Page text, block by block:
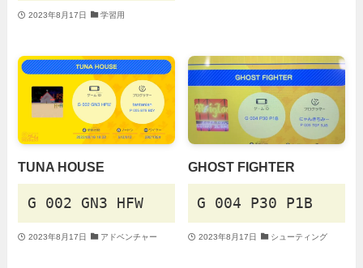
2023年8月17日 学習用
TUNA HOUSE
G 002 GN3 HFW
2023年8月17日 アドベンチャー
GHOST FIGHTER
G 004 P30 P1B
2023年8月17日 シューティング